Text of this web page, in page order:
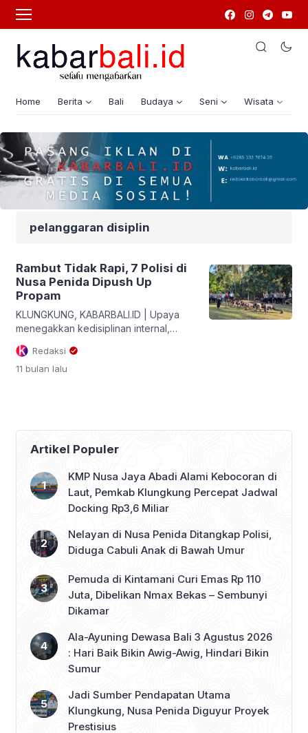
Home Berita Bali Budaya Seni Wisata
pelanggaran disiplin
Rambut Tidak Rapi, 7 Polisi di
Nusa Penida Dipush Up
Propam
KLUNGKUNG, KABARBALI.ID | Upaya
menegakkan kedisiplinan internal,
Seksi Propam Polsek Nusa Penida
mengambil langkah tegas terhadap 7
anggota yang kedapatan berambut
berupa push up sebanyak 50 kali,
[…]
Redaksi
11 bulan lalu
Artikel Populer
KMP Nusa Jaya Abadi Alami Kebocoran di
Laut, Pemkab Klungkung Percepat Jadwal
Docking Rp3,6 Miliar
Nelayan di Nusa Penida Ditangkap Polisi,
Diduga Cabuli Anak di Bawah Umur
Pemuda di Kintamani Curi Emas Rp 110
Juta, Dibelikan Nmax Bekas – Sembunyi
Dikamar
Ala-Ayuning Dewasa Bali 3 Agustus 2026
: Hari Baik Bikin Awig-Awig, Hindari Bikin
Sumur
Jadi Sumber Pendapatan Utama
Klungkung, Nusa Penida Diguyur Proyek
Prestisius